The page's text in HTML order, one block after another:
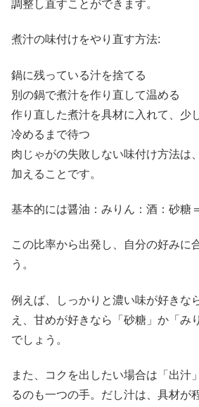
調整し直すことができます。
煮汁の味付けをやり直す方法:
鍋に残っている汁を捨てる
別の鍋で煮汁を作り直して温める
作り直した煮汁を具材に入れて、少
冷めるまで待つ
肉じゃがの失敗しない味付け方法は
加えることです。
基本的には醤油：みりん：酒：砂糖
この比率から出発し、自分の好みに
う。
例えば、しっかりと濃い味が好きな
え、甘めが好きなら「砂糖」か「み
でしょう。
また、コクを出したい場合は「出汁
るのも一つの手。だし汁は、具材が